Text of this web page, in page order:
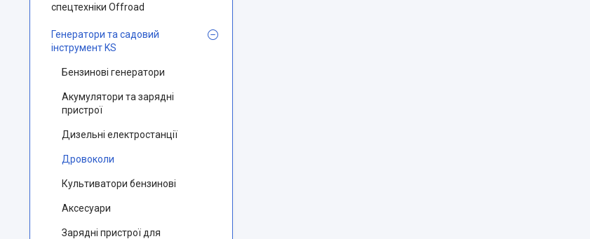
спецтехніки Offroad
Генератори та садовий
інструмент KS
Бензинові генератори
Акумулятори та зарядні
пристрої
Дизельні електростанції
Дровоколи
Культиватори бензинові
Аксесуари
Зарядні пристрої для